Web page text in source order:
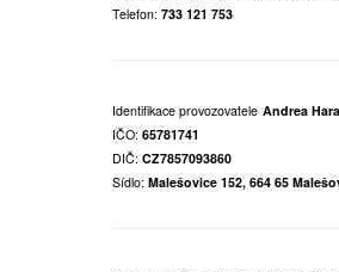
Telefon: 733 121 753
Identifikace provozovatele Andrea
IČO: 65781741
DIČ: CZ7857093860
Sídlo: Malešovice 152, 664 65